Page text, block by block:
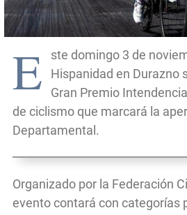
E
ste domingo 3 de
Hispanidad en Durazno
Gran Premio
de ciclismo que marcará la
Departamental.
Organizado por la Federación
evento contará con categorías